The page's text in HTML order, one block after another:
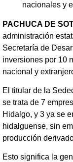
nacionales y
PACHUCA DE
administración
Secretaría de
inversiones por 10
nacional y
El titular de la
se trata de 7
Hidalgo, y 3 ya se
hidalguense, sin
producción
Esto significa la